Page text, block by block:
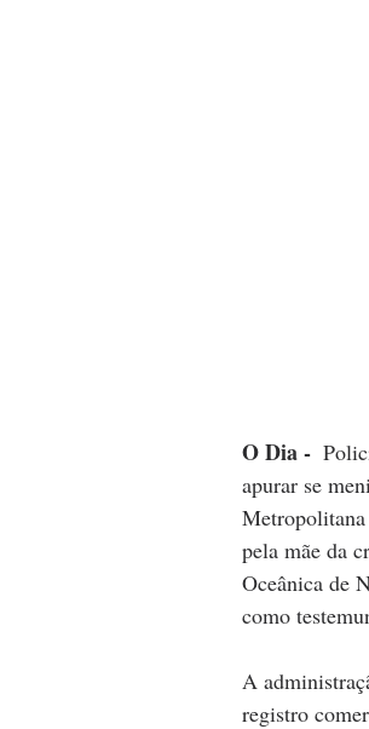
O Dia -
apurar se
pela mãe da
Oceânica de
como
A
registro